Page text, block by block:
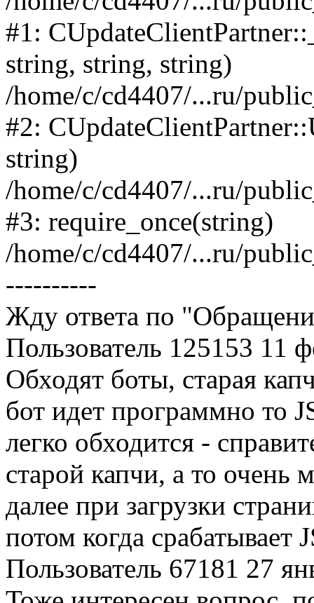
#1:
string, string, string)
/home/c/cd4407/...ru/
#2:
string)
/home/c/cd4407/...ru/
#3: require_once(string)
/home/c/cd4407/...ru/
----------
Жду ответа по
Пользователь 125153 11
Обходят боты, старая
бот идет программно то
легко обходится -
старой капчи, а то очень
далее при загрузки
потом когда срабатывает
Пользователь 67181 27